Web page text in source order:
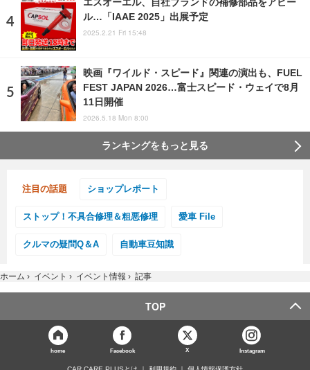
ル…「IAAE 2025」出展予定
2025.2.21 Fri 15:48
映画『ワイルド・スピード』関連の演出も、FUEL
FEST JAPAN 2026…富士スピード・ウェイで8月
11日開催
2026.5.18 Mon 8:00
ランキングをもっと見る
注目の話題 ショップレポート
ストップ！不具合修理＆粗悪修理 愛車 File
クルマの疑問Q＆A 自動車豆知識
ホーム › イベント › イベント情報 › 記事
TOP
home Facebook X Instagram